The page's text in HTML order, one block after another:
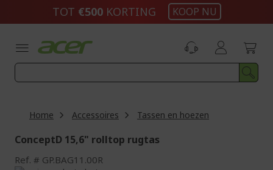
inhoud
TOT €500KORTING KOOP NU
Home Accessoires Tassen en hoezen
ConceptD 15,6" rolltop rugtas
Ref. GP.BAG11.00R